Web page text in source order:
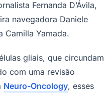
Fernanda D’Ávila,
navegadora Daniele
Camilla Yamada.
gliais, que circundam
com uma revisão
Neuro-Oncology, esses